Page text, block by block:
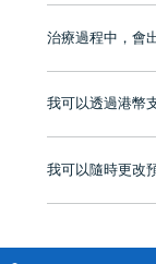
至今已服務超過三
有咨詢及服務保障
治療過程中，會
我可以透過港幣
可以。維港口腔會
我可以隨時更改